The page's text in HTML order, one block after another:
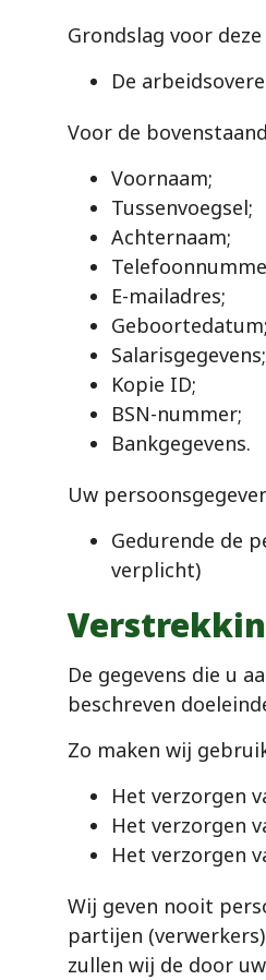
Grondslag voor
De
Voor de
Voornaam;
Tussenvoegsel;
Achternaam;
E-mailadres;
Geboortedatum;
Salarisgegevens;
Kopie ID;
BSN-nummer;
Bankgegevens.
Uw
Gedurende de
verplicht)
De gegevens die u
beschreven
Zo maken wij
Het verzorgen
Het verzorgen
Het verzorgen
Wij geven nooit
partijen
zullen wij de door